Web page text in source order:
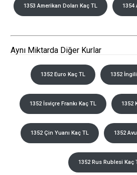
1353 Amerikan Doları Kaç TL 1354
Aynı Miktarda Diğer Kurlar
1352 Euro Kaç TL 1352
1352 İsviçre Frankı Kaç TL 1352
1352 Çin Yuanı Kaç TL 1352
1352 Rus Rublesi Kaç